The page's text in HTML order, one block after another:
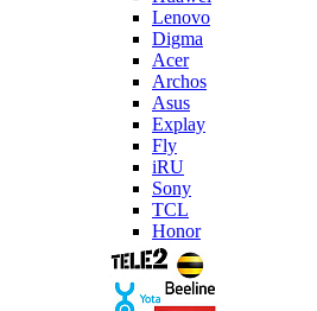
Lenovo
Digma
Acer
Archos
Asus
Explay
Fly
iRU
Sony
TCL
Honor